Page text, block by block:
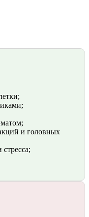
и головных